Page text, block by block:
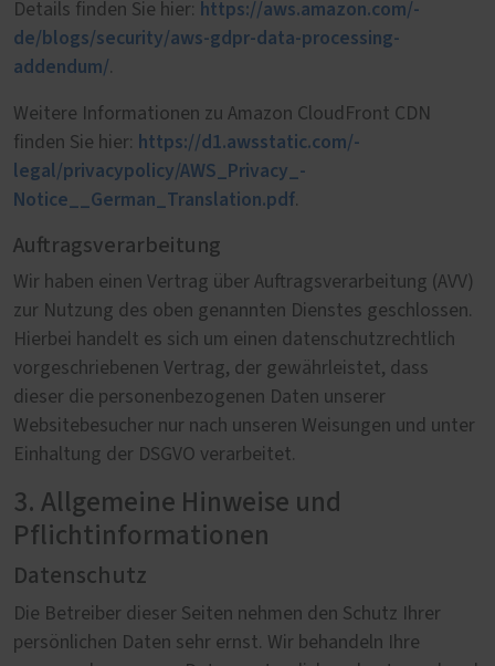
Details finden Sie hier: https://aws.amazon.com/­
de/blogs/security/­aws-gdpr-data-processing-
addendum/.
Weitere Informationen zu Amazon CloudFront CDN
finden Sie hier: https://d1.awsstatic.com/­
legal/privacypolicy/­AWS_Privacy_­
Notice__German_Translation.pdf.
Auftragsverarbeitung
Wir haben einen Vertrag über Auftragsverarbeitung (AVV)
zur Nutzung des oben genannten Dienstes geschlossen.
Hierbei handelt es sich um einen datenschutzrechtlich
vorgeschriebenen Vertrag, der gewährleistet, dass
dieser die personenbezogenen Daten unserer
Websitebesucher nur nach unseren Weisungen und unter
Einhaltung der DSGVO verarbeitet.
3. Allgemeine Hinweise und
Pflichtinformationen
Datenschutz
Die Betreiber dieser Seiten nehmen den Schutz Ihrer
persönlichen Daten sehr ernst. Wir behandeln Ihre